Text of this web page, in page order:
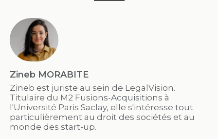
Zineb MORABITE
Zineb est juriste au sein de LegalVision.
Titulaire du M2 Fusions-Acquisitions à
l'Université Paris Saclay, elle s'intéresse tout
particulièrement au droit des sociétés et au
monde des start-up.